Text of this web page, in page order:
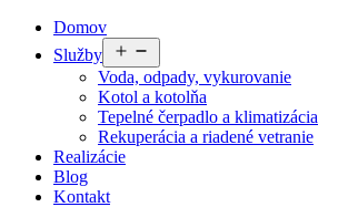
PreskočiťDomov
Služby
menu
Voda, odpady, vykurovanie
Kotol a kotolňa
Tepelné čerpadlo a klimatizácia
Rekuperácia a riadené vetranie
Realizácie
Blog
Kontakt